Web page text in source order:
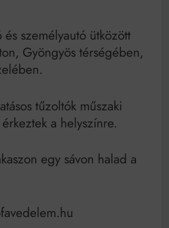
uralni – de nem csak a 80-
technológia akkor
személyautó ütközött
Gyöngyös térségében,
tűzoltók műszaki
a helyszínre.
egy sávon halad a